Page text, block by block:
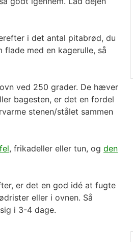
i det antal pitabrød, du
flade med en kagerulle, så
ved 250 grader. De hæver
bagesten, er det en fordel
stenen/stålet sammen
, frikadeller eller tun, og den
er det en god idé at fugte
eller i ovnen. Så
i 3-4 dage.